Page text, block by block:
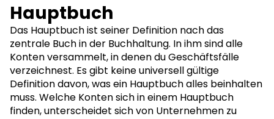
Hauptbuch
Das Hauptbuch ist seiner Definition nach das
zentrale Buch in der Buchhaltung. In ihm sind alle
Konten versammelt, in denen du Geschäftsfälle
verzeichnest. Es gibt keine universell gültige
Definition davon, was ein Hauptbuch alles beinhalten
muss. Welche Konten sich in einem Hauptbuch
finden, unterscheidet sich von Unternehmen zu